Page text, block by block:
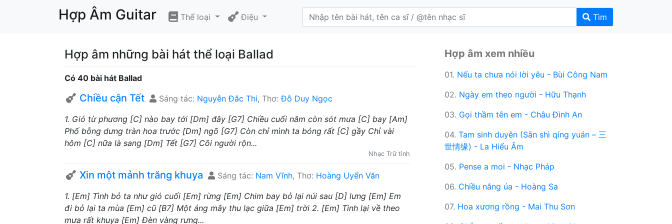
Hợp Âm Guitar Thể loại Điệu Tìm
Hợp âm những bài hát thể loại Ballad
Có 40 bài hát Ballad
Chiều cận Tết Sáng tác: Nguyễn Đắc Thi, Thơ:Đỗ Duy Ngọc
1. Gió từ phương [C] nào bay tới [Dm] đây [G7] Chiều cuối năm còn sót mưa [C] bay [Am]
Phố bỗng dưng tràn hoa trước [Dm] ngõ [G7] Còn chỉ mình ta bóng rất [C] gầy Chỉ vài
hôm [C] nữa là sang [Dm] Tết [G7] Cõi người rộn...
Nhạc Trữ tình
Xin một mảnh trăng khuya Sáng tác: Nam Vĩnh, Thơ: Hoàng Uyển Văn
1. [Em] Tình bỏ ta như gió cuối [Em] rừng [Em] Chim bay bỏ lại núi sau [D] lưng [Em] Em
đi bỏ lại ta mùa [Em] cũ [B7] Một áng mây thu lạc giữa [Em] trời 2. [Em] Tình lại về theo
mưa rất khuya [Em] Đèn vàng rưng...
Hợp âm xem nhiều
01. Nếu ta chưa nói lời yêu - Bùi Công Nam
02. Ngày em theo người - Hữu Thạnh
03. Gọi thầm tên em - Châu Đình An
04. Tam sinh duyên (Sān shì qíng yuán – 三
世情缘) - La Hiểu Âm
05. Pense a moi - Nhạc Pháp
06. Chiều nắng úa - Hoàng Sa
07. Hoa xương rồng - Mai Thu Sơn